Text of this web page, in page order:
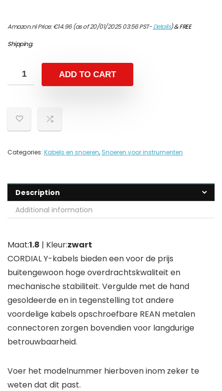
Amazon.nl Price:€14.96(as of 20/01/2025 03:56 PST-Details)&FREE
Shipping.
ADD TO CART
Categories: Kabels en snoeren, Snoeren voor instrumenten
Description
Additional information
Maat:1.8 | Kleur:zwart
CORDIAL Y-kabels bieden een voor de prijs
buitengewoon hoge overdrachtskwaliteit en
mechanische stabiliteit. Vergulde met de hand
gesoldeerde en in tegenstelling tot andere
voordelige kabels opschroefbare REAN metalen
connectoren zorgen bovendien voor langdurige
betrouwbaarheid.
Voer het modelnummer hierboven inom zeker te
weten dat dit past.